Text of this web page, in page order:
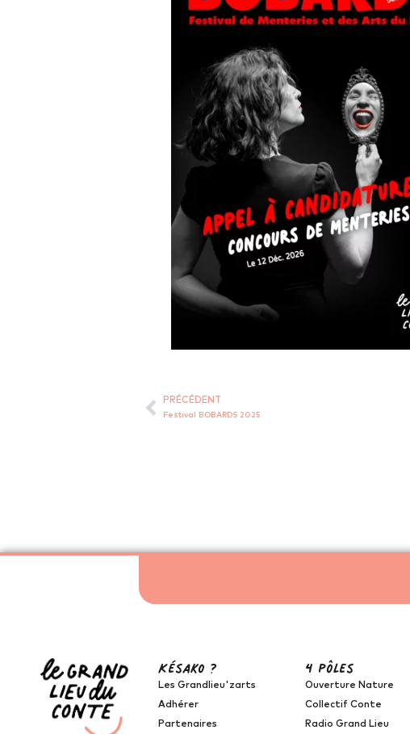
PRÉCÉDENT
Festival BOBARDS 2025
Késako ?
Les Grandlieu'zarts
Adhérer
Partenaires
4 pôles
Ouverture Nature
Collectif Conte
Radio Grand Lieu